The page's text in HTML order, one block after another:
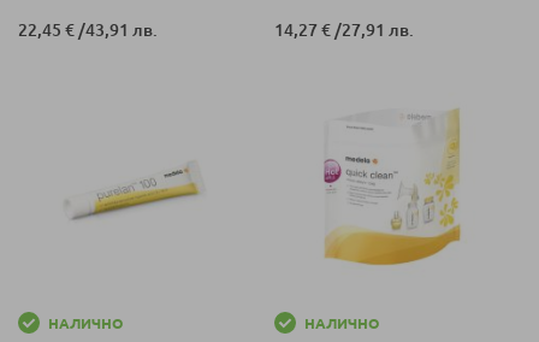
22,45 €/43,91 лв. 14,27 €/27,91 лв.
НАЛИЧНО НАЛИЧНО